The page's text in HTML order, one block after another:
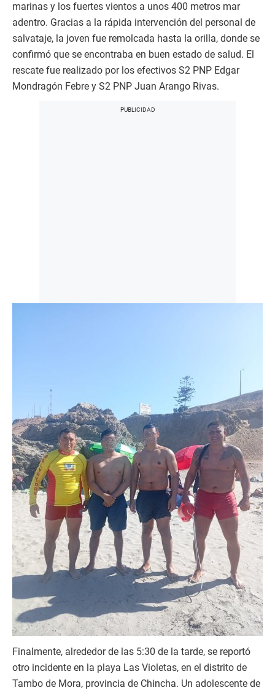
marinas y los fuertes vientos a unos 400 metros mar
adentro. Gracias a la rápida intervención del personal de
salvataje, la joven fue remolcada hasta la orilla, donde se
confirmó que se encontraba en buen estado de salud. El
rescate fue realizado por los efectivos S2 PNP Edgar
Mondragón Febre y S2 PNP Juan Arango Rivas.
Finalmente, alrededor de las 5:30 de la tarde, se reportó
otro incidente en la playa Las Violetas, en el distrito de
Tambo de Mora, provincia de Chincha. Un adolescente de